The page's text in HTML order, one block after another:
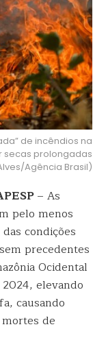
de incêndios na
secas prolongadas
Agência Brasil)
– As
pelo menos
condições
precedentes
Ocidental
elevando
causando
de